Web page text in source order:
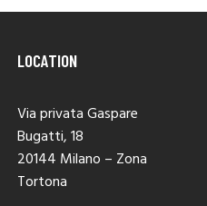
LOCATION
Via privata Gaspare
Bugatti, 18
20144 Milano – Zona
Tortona